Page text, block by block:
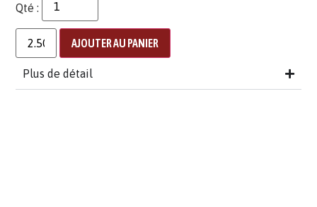
Qté :
AJOUTER AU PANIER
Plus de détail